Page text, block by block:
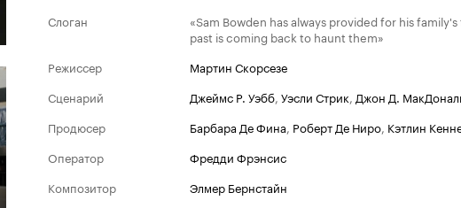
Слоган
«Sam Bowden has always provided for his
past is coming back to haunt them»
Режиссер
Мартин Скорсезе
Сценарий
Джеймс Р. Уэбб, Уэсли Стрик, Джон Д.
Продюсер
Барбара Де Фина, Роберт Де Ниро, Кэтлин
Оператор
Фредди Фрэнсис
Композитор
Элмер Бернстайн